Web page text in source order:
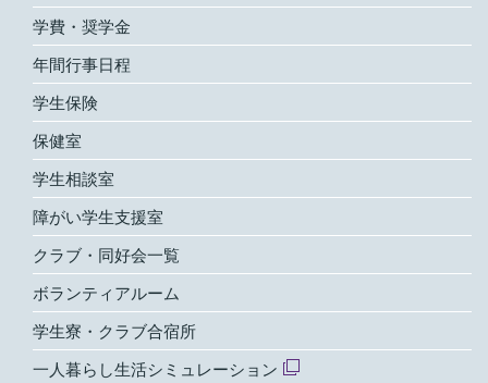
学費・奨学金
年間行事日程
学生保険
保健室
学生相談室
障がい学生支援室
クラブ・同好会一覧
ボランティアルーム
学生寮・クラブ合宿所
一人暮らし生活シミュレーション